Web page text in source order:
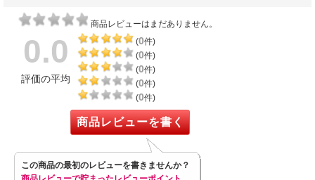
商品レビューはまだありません。
0.0
評価の平均
(0件)
(0件)
(0件)
(0件)
(0件)
商品レビューを書く
この商品の最初のレビューを書きませんか？